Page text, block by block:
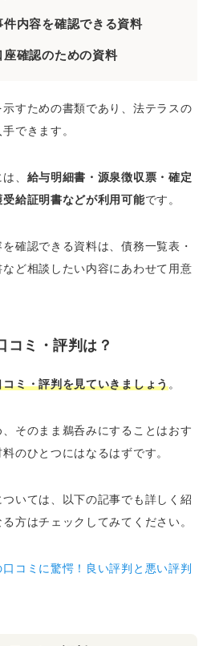
内容を確認できる資料
確認のための資料
すための書類であり、法テラスの
できます。
、 給与明細書・源泉徴収票・確定
給証明書などが利用可能です。
確認できる資料は、債務一覧表・
ど相談したい内容にあわせて用意
コミ・評判は？
ミ・評判を見ていきましょう。
そのまま鵜呑みにすることはおす
のひとつにはなるはずです。
いては、以下の記事でも詳しく紹
方はチェックしてみてください。
口コミに驚愕！良い評判と悪い評判